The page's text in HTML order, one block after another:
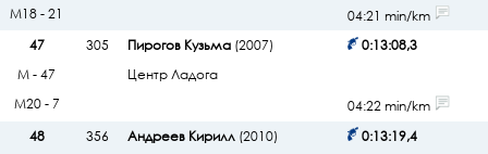
М18 - 21
04:21 min/km
47
305 Пирогов Кузьма(2007)
Центр Ладога
0:13:08,3
М - 47
М20 - 7
04:22 min/km
48
356 Андреев Кирилл(2010)
0:13:19,4